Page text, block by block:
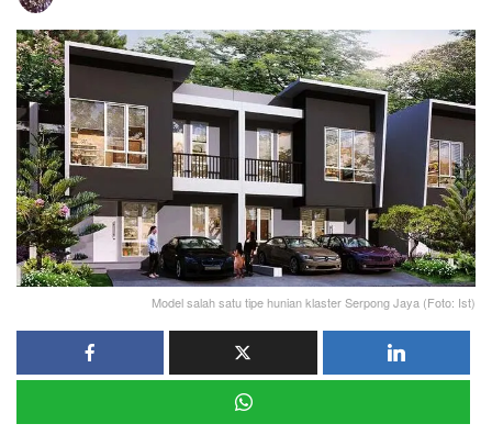
Model salah satu tipe hunian klaster Serpong Jaya (Foto: Ist)